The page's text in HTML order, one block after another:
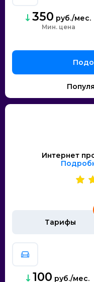
350 руб./мес.
Мин. цена
Интернет
Тарифы
100 руб./мес.